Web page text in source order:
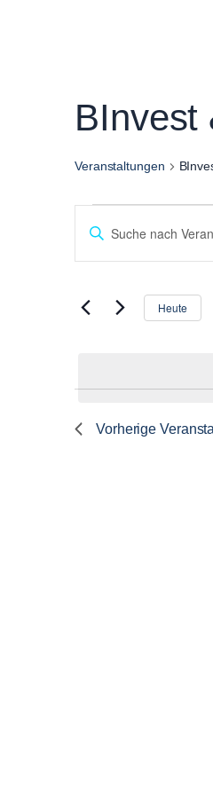
BInvest
Veranstaltungen
Suche
Ansichten,
Bitte
Schlüsselwort
Suche
Schlüsselwort.
Heute
Vorherige